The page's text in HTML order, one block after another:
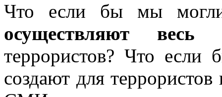
Что если бы мы могли
осуществляют
террористов? Что
создают для